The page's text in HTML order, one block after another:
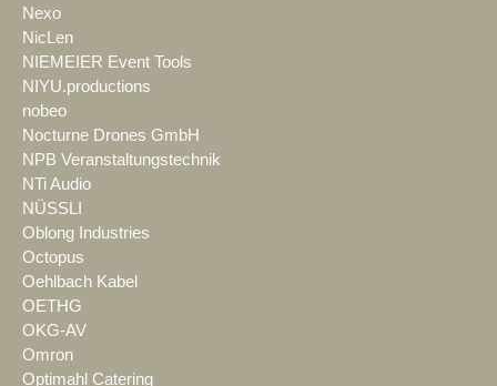
Nexo
NicLen
NIEMEIER Event Tools
NIYU.productions
nobeo
Nocturne Drones GmbH
NPB Veranstaltungstechnik
NTi Audio
NÜSSLI
Oblong Industries
Octopus
Oehlbach Kabel
OETHG
OKG-AV
Omron
Optimahl Catering